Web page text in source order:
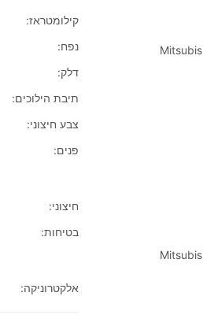
קילומטראז:
נפח:
דלק:
תיבת הילוכים:
צבע חיצוני:
פנים:
חיצוני:
בטיחות:
אלקטרוניקה: